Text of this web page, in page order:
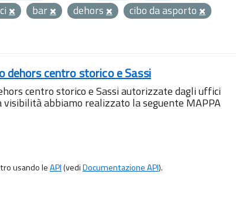
bar dehors
cibo da asporto
dehors centro storico e Sassi
centro storico e Sassi autorizzate dagli uffici
abbiamo realizzato la seguente MAPPA
usando leAPI(vediDocumentazione API).